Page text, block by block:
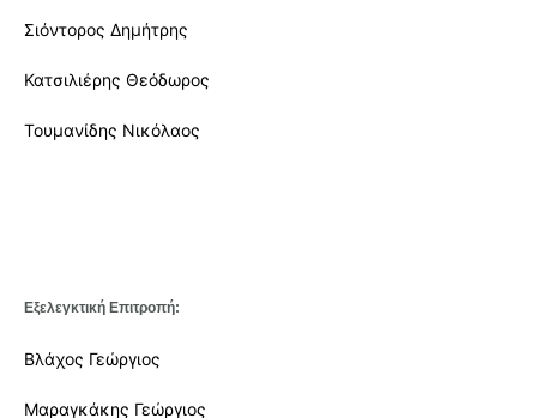
Σιόντορος Δημήτρης
Κατσιλιέρης Θεόδωρος
Τουμανίδης Νικόλαος
Εξελεγκτική Επιτροπή:
Βλάχος Γεώργιος
Μαραγκάκης Γεώργιος